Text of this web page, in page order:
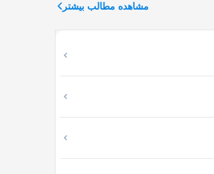
با شماره تلفن 01191011696 تماس بگیرید یا در صورت پاسخگو نبودن به سایت زیر
کابینت آشپزخانه و حتی یک
مشاهده مطالب بیشتر